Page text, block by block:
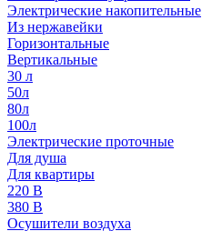
Электрические накопительные
Из нержавейки
Горизонтальные
Вертикальные
30 л
50л
80л
100л
Электрические проточные
Для душа
Для квартиры
220 В
380 В
Осушители воздуха